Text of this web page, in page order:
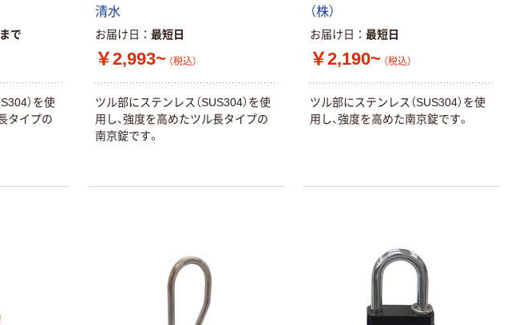
で
）を使
タイプの
清水
お届け日 最短日
￥2,993~ （税込）
ツル部にステンレス（SUS304）を使
用し、強度を高めたツル長タイプの
南京錠です。
（株）
お届け日 最短日
￥2,190~ （税込）
ツル部にステンレス（SUS304）を使
用し、強度を高めた南京錠です。